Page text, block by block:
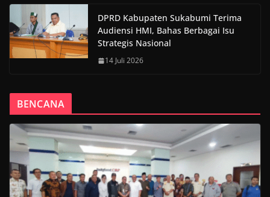
DPRD Kabupaten Sukabumi Terima
Audiensi HMI, Bahas Berbagai Isu
Strategis Nasional
14 Juli 2026
BENCANA